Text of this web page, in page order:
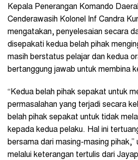
Kepala Penerangan Komando
Cenderawasih Kolonel Inf Candra
mengatakan, penyelesaian secara
disepakati kedua belah pihak
masih berstatus pelajar dan kedua
bertanggung jawab untuk membina
“Kedua belah pihak sepakat untuk
permasalahan yang terjadi secara
belah pihak sepakat untuk tidak
kepada kedua pelaku. Hal ini
bersama dari masing-masing pihak,”
melalui keterangan tertulis dari